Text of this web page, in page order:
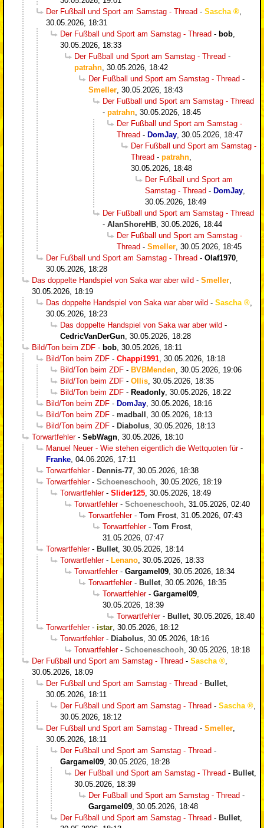
Der Fußball und Sport am Samstag - Thread - Sascha
30.05.2026, 18:31
Der Fußball und Sport am Samstag - Thread - bob
30.05.2026, 18:33
Der Fußball und Sport am Samstag - Thread -
patrahn 30.05.2026, 18:42
Der Fußball und Sport am Samstag - Thread -
Smeller 30.05.2026, 18:43
Der Fußball und Sport am Samstag - Thread
- patrahn 30.05.2026, 18:45
Der Fußball und Sport am Samstag -
Thread - DomJay 30.05.2026, 18:47
Der Fußball und Sport am Samstag -
Thread - patrahn
30.05.2026, 18:48
Der Fußball und Sport am
Samstag - Thread - DomJay
30.05.2026, 18:49
Der Fußball und Sport am Samstag - Thread
- AlanShoreHB 30.05.2026, 18:44
Der Fußball und Sport am Samstag -
Thread - Smeller 30.05.2026, 18:45
Der Fußball und Sport am Samstag - Thread - Olaf1970
30.05.2026, 18:28
Das doppelte Handspiel von Saka war aber wild - Smeller
30.05.2026, 18:19
Das doppelte Handspiel von Saka war aber wild - Sascha
30.05.2026, 18:23
Das doppelte Handspiel von Saka war aber wild -
CedricVanDerGun 30.05.2026, 18:28
Bild/Ton beim ZDF - bob 30.05.2026, 18:11
Bild/Ton beim ZDF - Chappi1991 30.05.2026, 18:18
Bild/Ton beim ZDF - BVBMenden 30.05.2026, 19:06
Bild/Ton beim ZDF - Ollis 30.05.2026, 18:35
Bild/Ton beim ZDF - Readonly 30.05.2026, 18:22
Bild/Ton beim ZDF - DomJay 30.05.2026, 18:16
Bild/Ton beim ZDF - madball
30.05.2026, 18:13
Bild/Ton beim ZDF - Diabolus 30.05.2026, 18:13
Torwartfehler- SebWagn 30.05.2026, 18:10
Manuel Neuer - Wie stehen eigentlich die Wettquoten für-
Franke 04.06.2026, 17:11
Torwartfehler- Dennis-77 30.05.2026, 18:38
Torwartfehler- Schoeneschooh 30.05.2026, 18:19
Torwartfehler- Slider125 30.05.2026, 18:49
Torwartfehler- Schoeneschooh 31.05.2026, 02:40
Torwartfehler- Tom Frost 31.05.2026, 07:43
Torwartfehler- Tom Frost
31.05.2026, 07:47
Torwartfehler- Bullet 30.05.2026, 18:14
Torwartfehler- Lenano 30.05.2026, 18:33
Torwartfehler- Gargamel09 30.05.2026, 18:34
Torwartfehler- Bullet 30.05.2026, 18:35
Torwartfehler- Gargamel09
30.05.2026, 18:39
Torwartfehler- Bullet 30.05.2026, 18:40
Torwartfehler- istar 30.05.2026, 18:12
Torwartfehler- Diabolus 30.05.2026, 18:16
Torwartfehler- Schoeneschooh 30.05.2026, 18:18
Der Fußball und Sport am Samstag - Thread - Sascha
30.05.2026, 18:09
Der Fußball und Sport am Samstag - Thread - Bullet
30.05.2026, 18:11
Der Fußball und Sport am Samstag - Thread - Sascha
30.05.2026, 18:12
Der Fußball und Sport am Samstag - Thread - Smeller
30.05.2026, 18:11
Der Fußball und Sport am Samstag - Thread -
Gargamel09 30.05.2026, 18:28
Der Fußball und Sport am Samstag - Thread - Bullet
30.05.2026, 18:39
Der Fußball und Sport am Samstag - Thread -
Gargamel09 30.05.2026, 18:48
Der Fußball und Sport am Samstag - Thread - Bullet